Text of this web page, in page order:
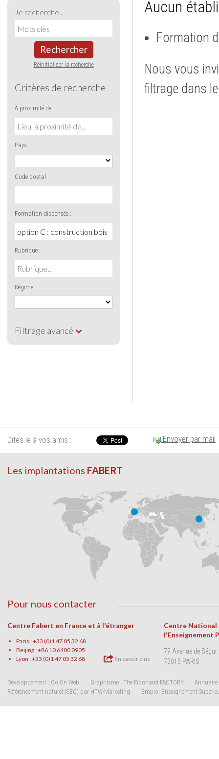
Je recherche...
Rechercher
Réinitialiser la recherche
Critères de recherche
À proximité de :
Pays :
Code postal :
Formation dispensée :
Rubrique :
Régime :
Filtrage avancé
Aucun
Formation
Nous vous
filtrage dans
Dites le à vos amis : Envoyer par mail
Les implantations FABERT
Pour nous contacter
Centre Fabert en France et à l'étranger
Paris : +33 (0)1 47 05 32 68
Beijing : +86 10 6400 0905
Lyon : +33 (0)1 47 05 32 68
En savoir plus
Centre National
l'Enseignement
79 Avenue de Ségur
75015 PARIS
Développement : Go On Web Graphisme : The Fibonacci FACTORY
Annuaire
Référencement naturel (SEO) par HTW-Marketing
Emploi Enseignement